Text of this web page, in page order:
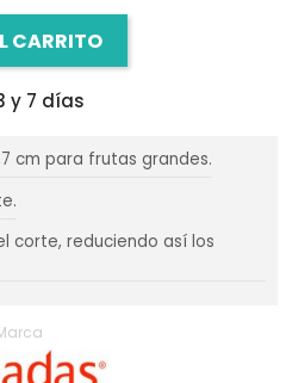
CARRITO
y 7 días
cm para frutas grandes.
corte, reduciendo así los